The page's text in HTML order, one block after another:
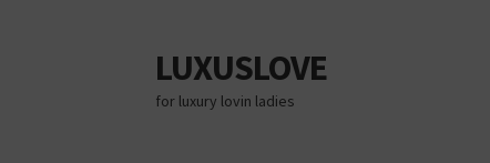
Zur
Navigation
springen
Zum
Inhalt
springen
LUXUSLOVE
for luxury lovin ladies